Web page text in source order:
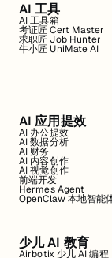
AI 工具
AI 工具箱
考证匠 Cert Master
求职匠 Job Hunter
牛小匠 UniMate AI
AI 应用提效
AI 办公提效
AI 数据分析
AI 财务
AI 内容创作
AI 视觉创作
前端开发
Hermes Agent
OpenClaw 本地智能
少儿 AI 教育
Airbotix 少儿 AI 编程